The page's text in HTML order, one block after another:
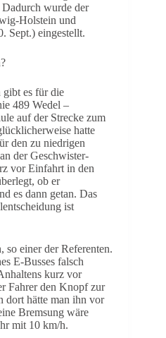
wurde der
Holstein und
Sept.) eingestellt.
gibt es für die
489 Wedel –
auf der Strecke zum
hatte
den zu niedrigen
der Geschwister-
vor Einfahrt in den
ob er
es dann getan. Das
ist
so einer der Referenten.
E-Busses falsch
kurz vor
Fahrer den Knopf zur
dort hätte man ihn vor
Bremsung wäre
mit 10 km/h.